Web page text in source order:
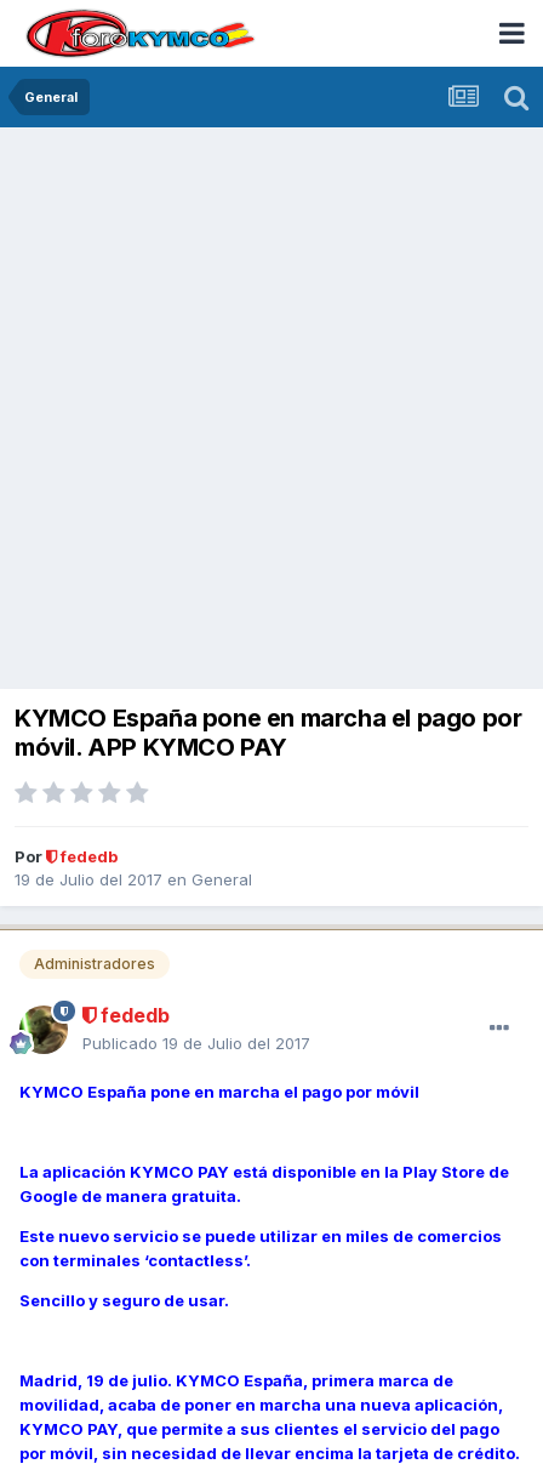
General
KYMCO España pone en marcha el pago por
móvil. APP KYMCO PAY
Por
fededb
19 de Julio del 2017 en General
Administradores
fededb
Publicado 19 de Julio del 2017
KYMCO España pone en marcha el pago por móvil
La aplicación KYMCO PAY está disponible en la Play Store de
Google de manera gratuita.
Este nuevo servicio se puede utilizar en miles de comercios
con terminales ‘contactless’.
Sencillo y seguro de usar.
Madrid, 19 de julio. KYMCO España, primera marca de
movilidad, acaba de poner en marcha una nueva aplicación,
KYMCO PAY, que permite a sus clientes el servicio del pago
por móvil, sin necesidad de llevar encima la tarjeta de crédito.